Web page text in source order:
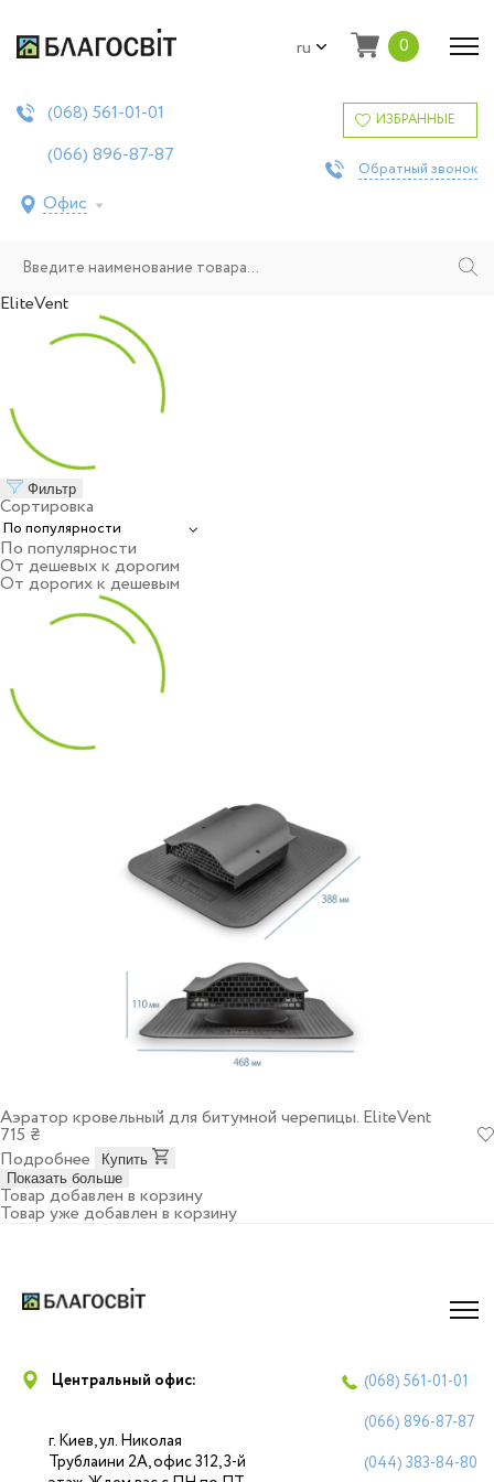
ru 0
(068) 561-01-01
(066) 896-87-87
Офис
ИЗБРАННЫЕ
Обратный звонок
EliteVent
Фильтр
Сортировка
По популярности
От дешевых к дорогим
От дорогих к дешевым
Аэратор кровельный для битумной черепицы. EliteVent
715 ₴
Подробнее
Купить
Показать больше
Товар добавлен в корзину
Товар уже добавлен в корзину
Центральный офис:
г. Киев, ул. Николая
Трублаини 2А, офис 312, 3-й
(068) 561-01-01
(066) 896-87-87
(044) 383-84-80